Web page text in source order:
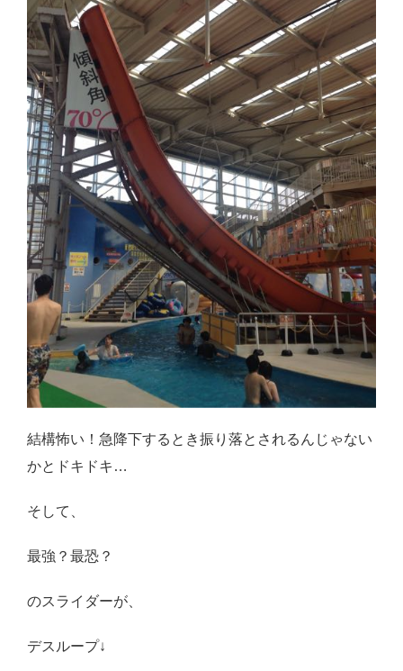
結構怖い！急降下するとき振り落とされるんじゃない
かとドキドキ…
そして、
最強？最恐？
のスライダーが、
デスループ↓